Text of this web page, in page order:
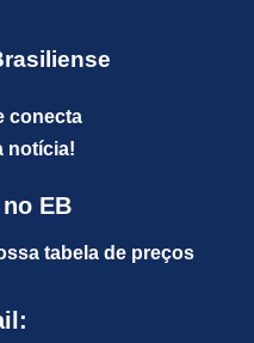
conecta
notícia!
EB
tabela de preços